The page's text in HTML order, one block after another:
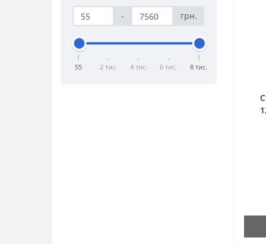
-
грн.
55 2 тис. 4 тис. 6 тис. 8 тис.